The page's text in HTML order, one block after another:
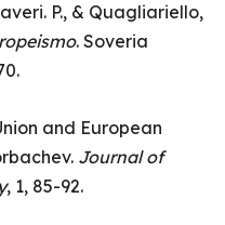
P., & Quagliariello,
. Soveria
and European
Journal of
, 1, 85-92.